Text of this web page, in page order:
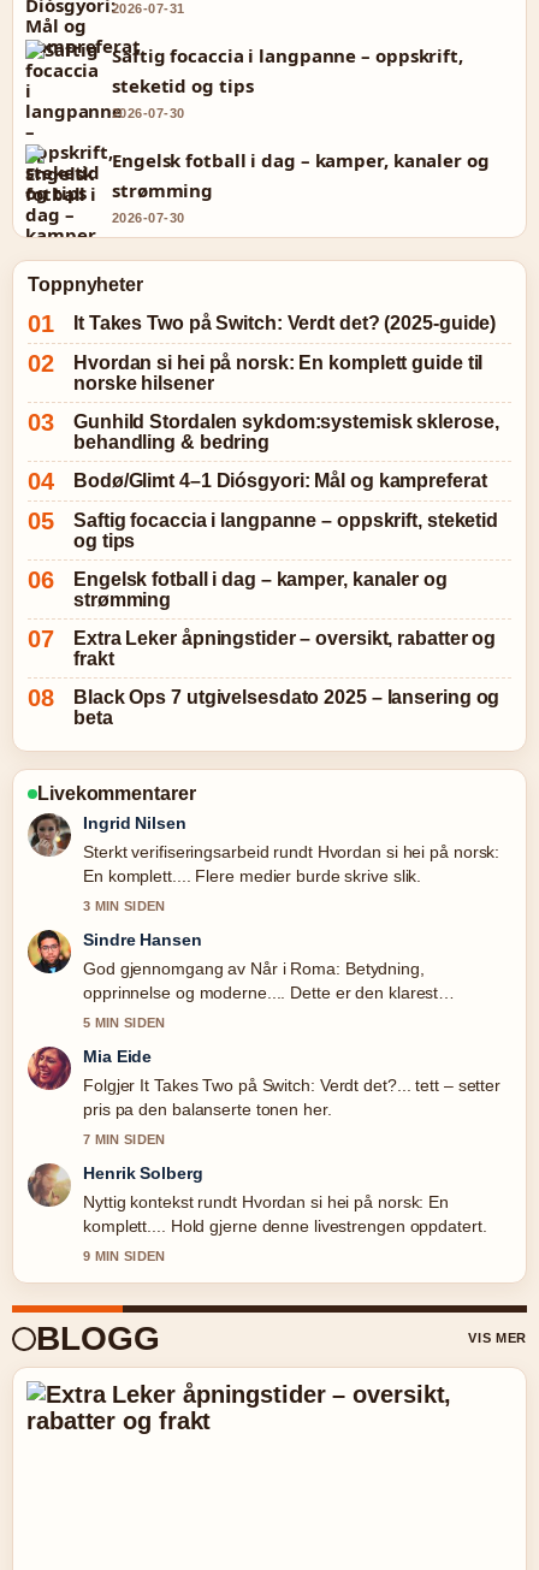
2026-07-31
Saftig focaccia i langpanne – oppskrift,
steketid og tips
2026-07-30
Engelsk fotball i dag – kamper, kanaler og
strømming
2026-07-30
Toppnyheter
It Takes Two på Switch: Verdt det? (2025-guide)
Hvordan si hei på norsk: En komplett guide til
norske hilsener
Gunhild Stordalen sykdom:systemisk sklerose,
behandling & bedring
Bodø/Glimt 4–1 Diósgyori: Mål og kampreferat
Saftig focaccia i langpanne – oppskrift, steketid
og tips
Engelsk fotball i dag – kamper, kanaler og
strømming
Extra Leker åpningstider – oversikt, rabatter og
frakt
Black Ops 7 utgivelsesdato 2025 – lansering og
beta
Livekommentarer
Ingrid Nilsen
Sterkt verifiseringsarbeid rundt Hvordan si hei på norsk:
En komplett.... Flere medier burde skrive slik.
3 MIN SIDEN
Sindre Hansen
God gjennomgang av Når i Roma: Betydning,
opprinnelse og moderne.... Dette er den klarest
oppsummeringen i dag.
5 MIN SIDEN
Mia Eide
Folgjer It Takes Two på Switch: Verdt det?... tett – setter
pris pa den balanserte tonen her.
7 MIN SIDEN
Henrik Solberg
Nyttig kontekst rundt Hvordan si hei på norsk: En
komplett.... Hold gjerne denne livestrengen oppdatert.
9 MIN SIDEN
BLOGG VIS MER